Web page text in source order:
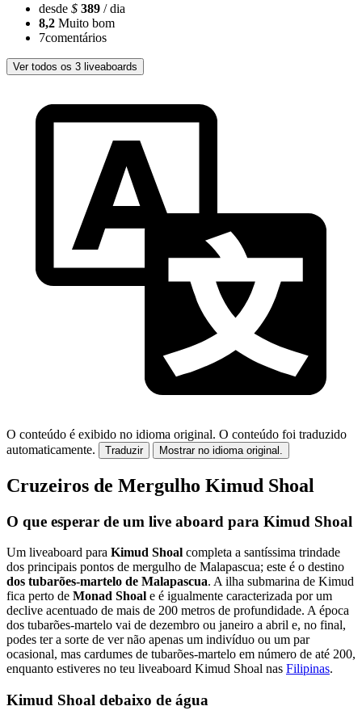
desde $ 389 / dia
8,2 Muito bom
7comentários
Ver todos os 3 liveaboards
O conteúdo é exibido no idioma original. O conteúdo foi traduzido
automaticamente.
Traduzir Mostrar no idioma original.
Cruzeiros de Mergulho Kimud Shoal
O que esperar de um live aboard para Kimud Shoal
Um liveaboard para Kimud Shoal completa a santíssima trindade
dos principais pontos de mergulho de Malapascua; este é o destino
dos tubarões-martelo de Malapascua. A ilha submarina de Kimud
fica perto de Monad Shoal e é igualmente caracterizada por um
declive acentuado de mais de 200 metros de profundidade. A época
dos tubarões-martelo vai de dezembro ou janeiro a abril e, no final,
podes ter a sorte de ver não apenas um indivíduo ou um par
ocasional, mas cardumes de tubarões-martelo em número de até 200,
enquanto estiveres no teu liveaboard Kimud Shoal nas Filipinas.
Kimud Shoal debaixo de água